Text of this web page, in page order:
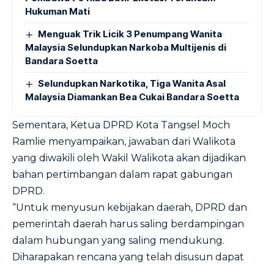
Hukuman Mati
Menguak Trik Licik 3 Penumpang Wanita
Malaysia Selundupkan Narkoba Multijenis di
Bandara Soetta
Selundupkan Narkotika, Tiga Wanita Asal
Malaysia Diamankan Bea Cukai Bandara Soetta
Sementara, Ketua DPRD Kota Tangsel Moch
Ramlie menyampaikan, jawaban dari Walikota
yang diwakili oleh Wakil Walikota akan dijadikan
bahan pertimbangan dalam rapat gabungan
DPRD.
“Untuk menyusun kebijakan daerah, DPRD dan
pemerintah daerah harus saling berdampingan
dalam hubungan yang saling mendukung.
Diharapakan rencana yang telah disusun dapat